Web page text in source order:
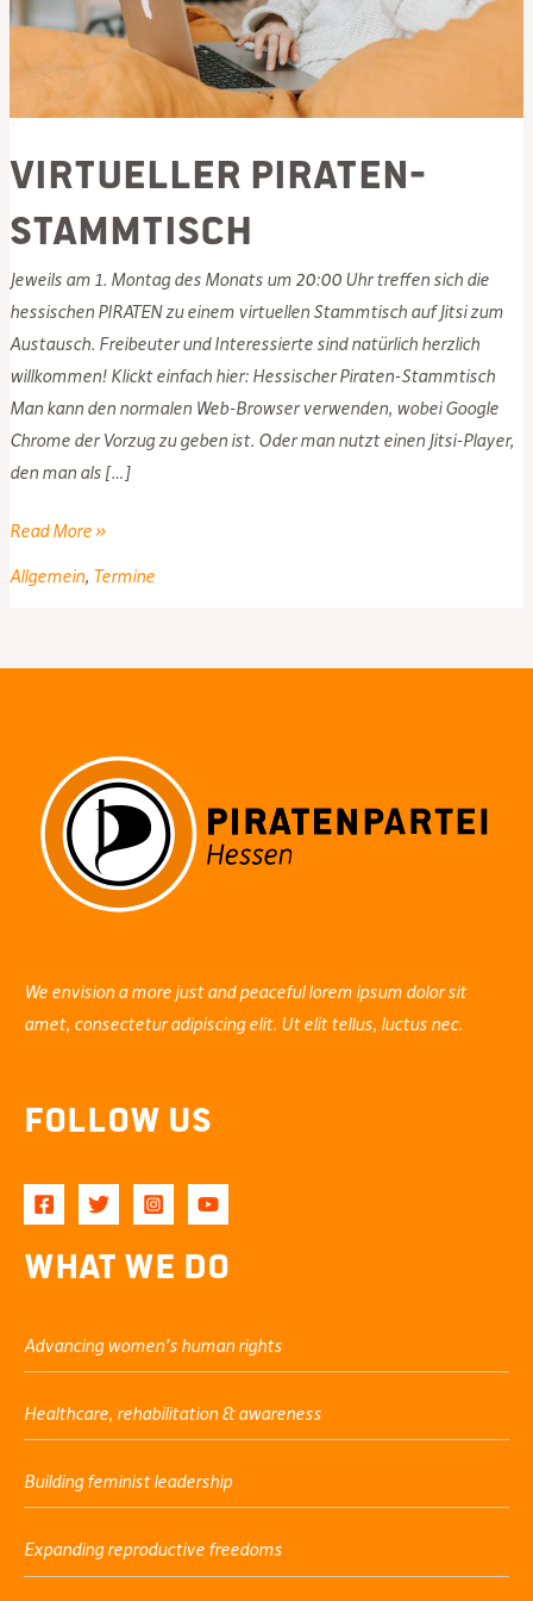
Virtueller Piraten-
Stammtisch
Jeweils am 1. Montag des Monats um 20:00 Uhr treffen sich die
hessischen PIRATEN zu einem virtuellen Stammtisch auf Jitsi zum
Austausch. Freibeuter und Interessierte sind natürlich herzlich
willkommen! Klickt einfach hier: Hessischer Piraten-Stammtisch
Man kann den normalen Web-Browser verwenden, wobei Google
Chrome der Vorzug zu geben ist. Oder man nutzt einen Jitsi-Player,
den man als […]
Virtueller
Read More »
Allgemein, Termine
We envision a more just and peaceful lorem ipsum dolor sit
amet, consectetur adipiscing elit. Ut elit tellus, luctus nec.
Follow Us
What We Do
Advancing women’s human rights
Healthcare, rehabilitation & awareness
Building feminist leadership
Expanding reproductive freedoms